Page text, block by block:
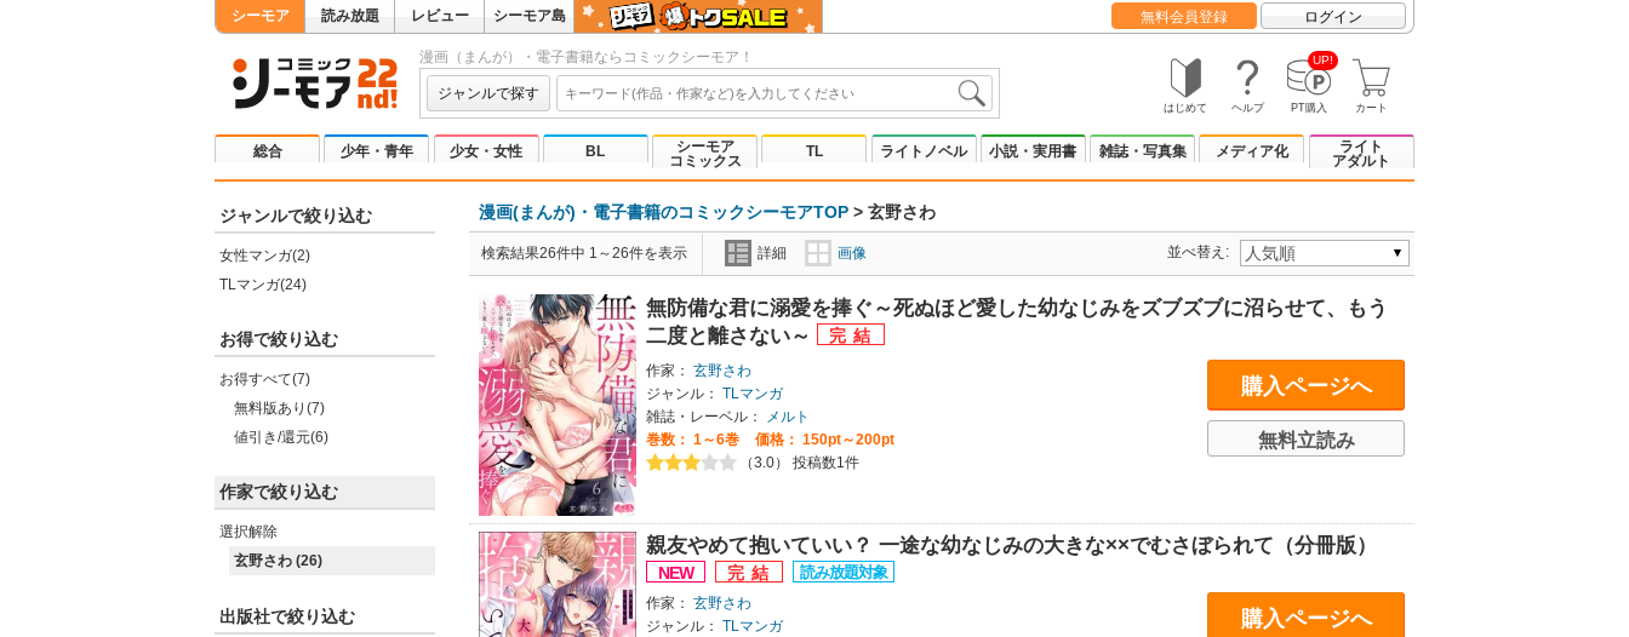
シーモア 読み放題 レビュー シーモア島 無料会員登録 ログイン
漫画（まんが）・電子書籍ならコミックシーモア！
ジャンルで探す
はじめて ヘルプ
UP!
PT購入 カート
総合 少年・青年 少女・女性 BL
シーモア
コミックス
TL ライトノベル 小説・実用書 雑誌・写真集 メディア化
ライト
アダルト
ジャンルで絞り込む
女性マンガ(2)
TLマンガ(24)
お得で絞り込む
お得すべて(7)
無料版あり(7)
値引き/還元(6)
作家で絞り込む
選択解除
玄野さわ (26)
出版社で絞り込む
漫画(まんが)・電子書籍のコミックシーモアTOP > 玄野さわ
検索結果26件中 1～26件を表示 詳細 画像 並べ替え:
無防備な君に溺愛を捧ぐ～死ぬほど愛した幼なじみをズブズブに沼らせて、もう
二度と離さない～
作家： 玄野さわ
ジャンル： TLマンガ
雑誌・レーベル：
メルト
巻数： 1～6巻
価格： 150pt～200pt
（3.0） 投稿数1件
購入ページへ
無料立読み
親友やめて抱いていい？ 一途な幼なじみの大きな××でむさぼられて（分冊版）
作家： 玄野さわ
ジャンル： TLマンガ
購入ページへ